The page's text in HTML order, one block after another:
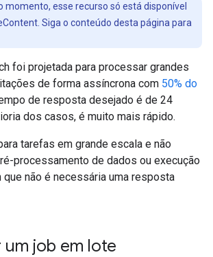
momento, esse recurso só está disponível
Siga o conteúdo desta página para
foi projetada para processar grandes
de forma assíncrona com 50% do
de resposta desejado é de 24
dos casos, é muito mais rápido.
tarefas em grande escala e não
processamento de dados ou execução
não é necessária uma resposta
job em lote